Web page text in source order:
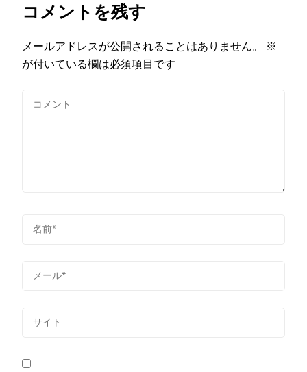
コメントを残す
メールアドレスが公開されることはありません。
※
が付いている欄は必須項目です